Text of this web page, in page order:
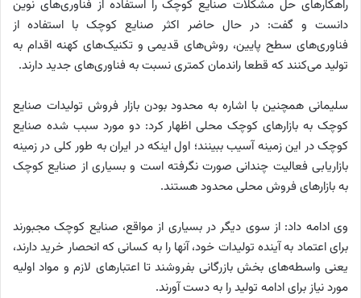
راهکارهای حل مشکلات صنایع کوچک را استفاده از فناوری‌های نوین
دانست و گفت: در حال حاضر اکثر صنایع کوچک با استفاده از
فناوری‌های سطح پایین، روش‌های قدیمی و تکنیک‌های کهنه اقدام به
تولید می‌کنند که قطعا راندمان کمتری نسبت به فناوری‌های جدید دارند.
سلیمانی همچنین با اشاره به محدود بودن بازار فروش تولیدات صنایع
کوچک به بازارهای کوچک محلی اظهار کرد: دو مورد سبب شده صنایع
کوچک در این زمینه آسیب ببینند؛ اول اینکه در ایران به طور کلی در زمینه
بازاریابی فعالیت چندانی صورت نگرفته است و بسیاری از صنایع کوچک
به بازارهای فروش محلی محدود هستند.
وی ادامه داد: از سوی دیگر در بسیاری از مواقع، صنایع کوچک مجبورند
برای اعتماد به آینده تولیدات خود، آنها را به کسانی که انحصار خرید دارند،
یعنی واسطه‌های بخش بازرگانی بفروشند تا اعتبارهای لازم و مواد اولیه
مورد نیاز برای ادامه تولید را به دست آورند.